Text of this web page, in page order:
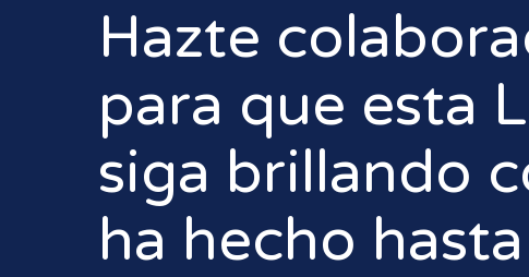
Hazte
para que esta
siga brillando
ha hecho